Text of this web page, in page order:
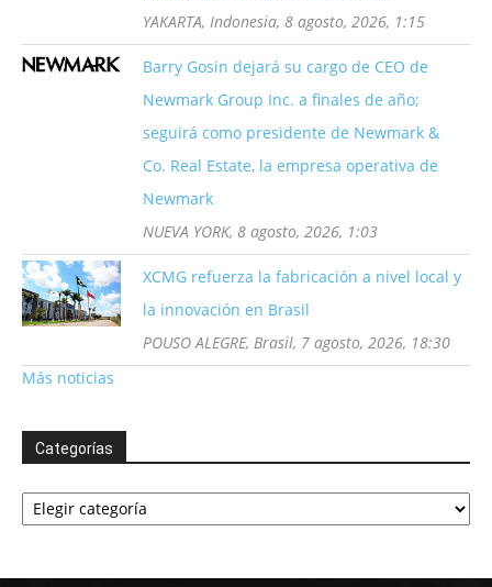
YAKARTA, Indonesia, 8 agosto, 2026, 1:15
Barry Gosin dejará su cargo de CEO de
Newmark Group Inc. a finales de año;
seguirá como presidente de Newmark &
Co. Real Estate, la empresa operativa de
Newmark
NUEVA YORK, 8 agosto, 2026, 1:03
XCMG refuerza la fabricación a nivel local y
la innovación en Brasil
POUSO ALEGRE, Brasil, 7 agosto, 2026, 18:30
Más noticias
Categorías
Categorías